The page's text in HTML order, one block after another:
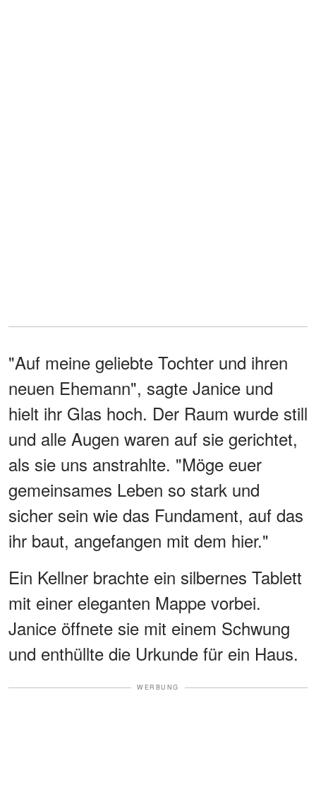
"Auf meine geliebte Tochter und ihren
neuen Ehemann", sagte Janice und
hielt ihr Glas hoch. Der Raum wurde still
und alle Augen waren auf sie gerichtet,
als sie uns anstrahlte. "Möge euer
gemeinsames Leben so stark und
sicher sein wie das Fundament, auf das
ihr baut, angefangen mit dem hier."
Ein Kellner brachte ein silbernes Tablett
mit einer eleganten Mappe vorbei.
Janice öffnete sie mit einem Schwung
und enthüllte die Urkunde für ein Haus.
WERBUNG